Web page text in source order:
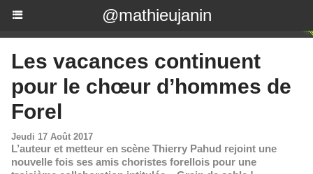
@mathieujanin
Les vacances continuent
pour le chœur d’hommes de
Forel
Jeudi 17 Août 2017
L’auteur et metteur en scène Thierry Pahud rejoint une
nouvelle fois ses amis choristes forellois pour une